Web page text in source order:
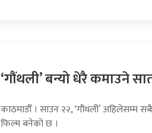
‘गौंथली’ बन्यो धेरै कमाउने
काठमाडौँ । साउन २२, ‘गौंथली’ अहिलेसम्म
फिल्म बनेको छ ।